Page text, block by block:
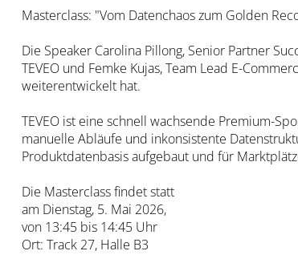
Masterclass: "Vom Datenchaos zum Golden
Die Speaker Carolina Pillong, Senior Partner
TEVEO und Femke Kujas, Team Lead E-
weiterentwickelt hat.
TEVEO ist eine schnell wachsende Premium-
manuelle Abläufe und inkonsistente
Produktdatenbasis aufgebaut und für
Die Masterclass findet statt
am Dienstag, 5. Mai 2026,
von 13:45 bis 14:45 Uhr
Ort: Track 27, Halle B3